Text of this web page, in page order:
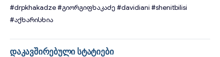
#drpkhakadze#გიორგიფხაკაძე #davidiani #shenitbilisi
#აქხარისხია
დაკავშირებული სტატიები